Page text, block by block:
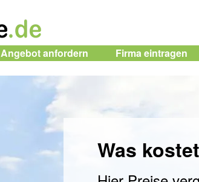
Angebot anfordern Firmaeintragen
Was